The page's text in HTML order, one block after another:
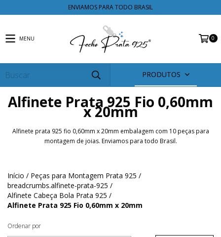
ENVIAMOS PARA TODO BRASIL
MENU 0
PRODUTOS
Alfinete Prata 925 Fio 0,60mm
x 20mm
Alfinete prata 925 fio 0,60mm x 20mm embalagem com 10 peças para
montagem de joias. Enviamos para todo Brasil.
Início / Peças para Montagem Prata 925 /
breadcrumbs.alfinete-prata-925 /
Alfinete Cabeça Bola Prata 925 /
Alfinete Prata 925 Fio 0,60mm x 20mm
Ordenar por